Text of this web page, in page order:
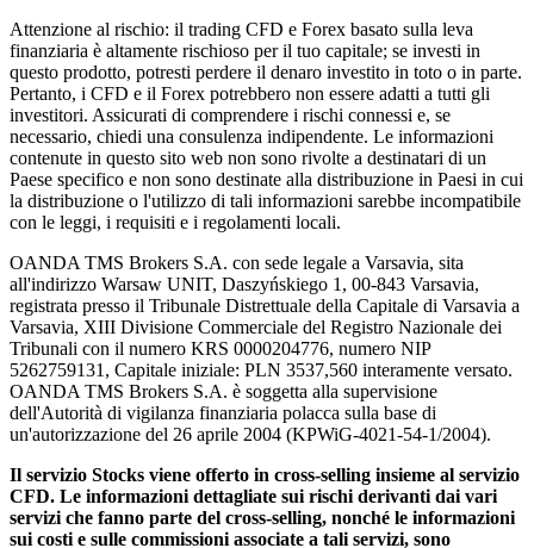
Attenzione al rischio: il trading CFD e Forex basato sulla leva
finanziaria è altamente rischioso per il tuo capitale; se investi in
questo prodotto, potresti perdere il denaro investito in toto o in parte.
Pertanto, i CFD e il Forex potrebbero non essere adatti a tutti gli
investitori. Assicurati di comprendere i rischi connessi e, se
necessario, chiedi una consulenza indipendente. Le informazioni
contenute in questo sito web non sono rivolte a destinatari di un
Paese specifico e non sono destinate alla distribuzione in Paesi in cui
la distribuzione o l'utilizzo di tali informazioni sarebbe incompatibile
con le leggi, i requisiti e i regolamenti locali.
OANDA TMS Brokers S.A. con sede legale a Varsavia, sita
all'indirizzo Warsaw UNIT, Daszyńskiego 1, 00-843 Varsavia,
registrata presso il Tribunale Distrettuale della Capitale di Varsavia a
Varsavia, XIII Divisione Commerciale del Registro Nazionale dei
Tribunali con il numero KRS 0000204776, numero NIP
5262759131, Capitale iniziale: PLN 3537,560 interamente versato.
OANDA TMS Brokers S.A. è soggetta alla supervisione
dell'Autorità di vigilanza finanziaria polacca sulla base di
un'autorizzazione del 26 aprile 2004 (KPWiG-4021-54-1/2004).
Il servizio Stocks viene offerto in cross-selling insieme al servizio
CFD. Le informazioni dettagliate sui rischi derivanti dai vari
servizi che fanno parte del cross-selling, nonché le informazioni
sui costi e sulle commissioni associate a tali servizi, sono